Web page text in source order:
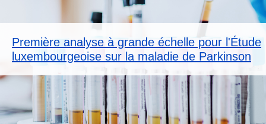
Première analyse à grande échelle pour l'Étude
luxembourgeoise sur la maladie de Parkinson